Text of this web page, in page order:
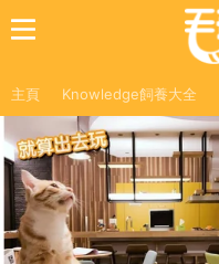
主頁 Knowledge飼養大全